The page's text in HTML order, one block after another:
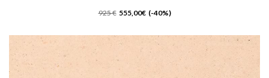
925 € 555,00€ (-40%)